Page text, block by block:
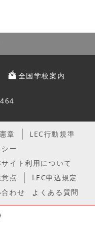
全国学校案内
章
LEC行動規準
ー
サイト利用について
点
LEC申込規定
わせ よくある質問